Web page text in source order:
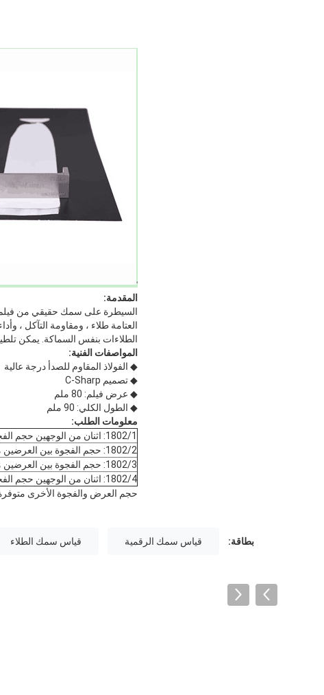
المقدمة:
السيطرة على سمك حقيقي من فيلم
الطلاءات بنفس السماكة. يمكن
المواصفات الفنية:
◆ الفولاذ المقاوم للصدأ درجة عالية
◆ تصميم C-Sharp
◆ عرض فيلم: 80 ملم
◆ الطول الكلي: 90 ملم
معلومات الطلب:
1802/1: اثنان من الوجهين حجم الفجوة عرض الفيلم 80 ملم 25 و 50µm
1802/2: حجم الفجوة بين العرضين مقاس 80 مم وقطيتي العرض 75 مم و 100 ميكرون
1802/3: حجم الفجوة بين العرضين مقاس 80 مم وقطر 150 م
1802/4: اثنان من الوجهين حجم الفجوة عرض الفيلم 80 ملم 300 و 400µm
حجم العرض والفجوة الأخرى
بطاقة: قياس سمك الرقمية قياس سمك الطلاء